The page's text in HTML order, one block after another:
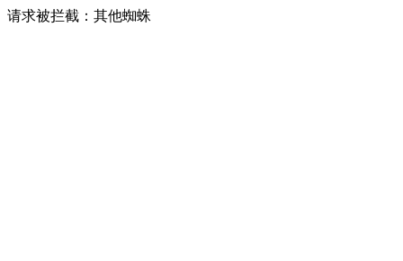
请求被拦截：其他蜘蛛